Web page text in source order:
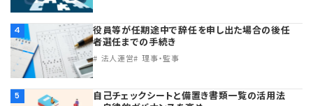
4
役員等が任期途中で辞任を申し出た場合の後任
者選任までの手続き
法人運営 理事・監事
5
自己チェックシートと備置き書類一覧の活用法